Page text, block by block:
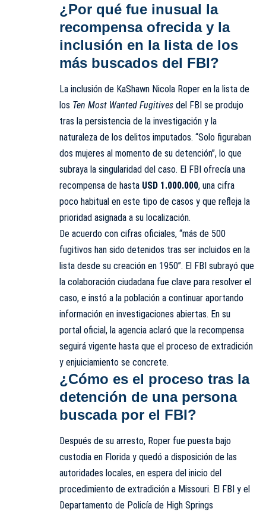
¿Por qué fue inusual la
recompensa ofrecida y la
inclusión en la lista de los
más buscados del FBI?
La inclusión de KaShawn Nicola Roper en la lista de
los Ten Most Wanted Fugitives del FBI se produjo
tras la persistencia de la investigación y la
naturaleza de los delitos imputados. “Solo figuraban
dos mujeres al momento de su detención”, lo que
subraya la singularidad del caso. El FBI ofrecía una
recompensa de hasta USD 1.000.000, una cifra
poco habitual en este tipo de casos y que refleja la
prioridad asignada a su localización.
De acuerdo con cifras oficiales, “más de 500
fugitivos han sido detenidos tras ser incluidos en la
lista desde su creación en 1950”. El FBI subrayó que
la colaboración ciudadana fue clave para resolver el
caso, e instó a la población a continuar aportando
información en investigaciones abiertas. En su
portal oficial, la agencia aclaró que la recompensa
seguirá vigente hasta que el proceso de extradición
y enjuiciamiento se concrete.
¿Cómo es el proceso tras la
detención de una persona
buscada por el FBI?
Después de su arresto, Roper fue puesta bajo
custodia en Florida y quedó a disposición de las
autoridades locales, en espera del inicio del
procedimiento de extradición a Missouri. El FBI y el
Departamento de Policía de High Springs